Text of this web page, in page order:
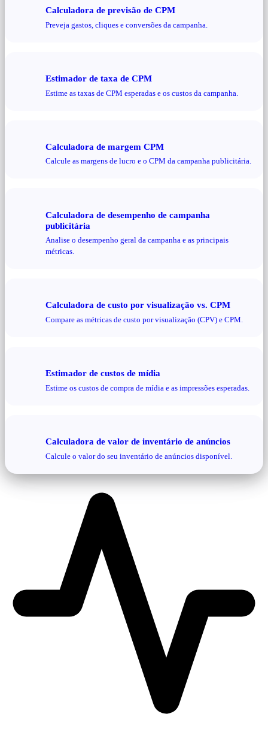
Calculadora de previsão de CPM
Preveja gastos, cliques e conversões da campanha.
Estimador de taxa de CPM
Estime as taxas de CPM esperadas e os custos da campanha.
Calculadora de margem CPM
Calcule as margens de lucro e o CPM da campanha publicitária.
Calculadora de desempenho de campanha
publicitária
Analise o desempenho geral da campanha e as principais
métricas.
Calculadora de custo por visualização vs. CPM
Compare as métricas de custo por visualização (CPV) e CPM.
Estimador de custos de mídia
Estime os custos de compra de mídia e as impressões esperadas.
Calculadora de valor de inventário de anúncios
Calcule o valor do seu inventário de anúncios disponível.